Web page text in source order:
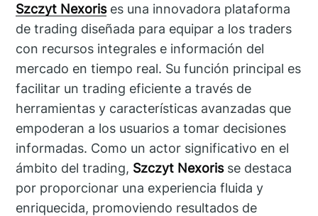
Szczyt Nexorises una innovadora plataforma
de trading diseñada para equipar a los traders
con recursos integrales e información del
mercado en tiempo real. Su función principal es
facilitar un trading eficiente a través de
herramientas y características avanzadas que
empoderan a los usuarios a tomar decisiones
informadas. Como un actor significativo en el
ámbito del trading, Szczyt Nexorisse destaca
por proporcionar una experiencia fluida y
enriquecida, promoviendo resultados de